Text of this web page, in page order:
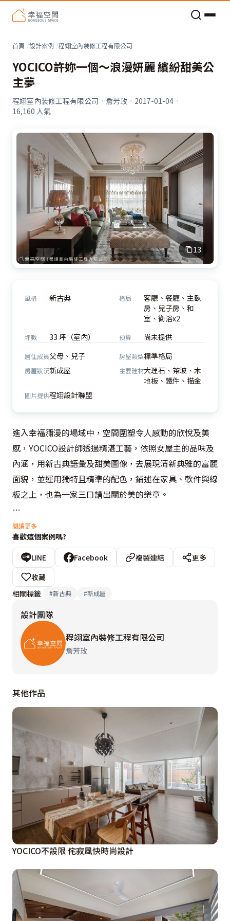
首頁 設計案例 程翊室內裝修工程有限公司
YOCICO許妳一個〜浪漫妍麗 繽紛甜美公
主夢
程翊室內裝修工程有限公司 · 詹芳玫 · 2017-01-04 ·
16,160 人氣
13
風格 新古典 格局
客廳、餐廳、主臥
房、兒子房、和
室、衛浴x2
坪數 33 坪（室內） 預算 尚未提供
居住成員父母、兒子 房屋類型標準格局
房屋狀況新成屋 主要建材大理石、茶玻、木
地板、鐵件、描金
圖片提供程翊設計聯盟
進入幸福瀰漫的場域中，空間圍塑令人感動的欣悅及美
感，YOCICO設計師透過精湛工藝，依照女屋主的品味及
內涵，用新古典語彙及甜美圖像，去展現清新典雅的富麗
面貌，並運用獨特且精準的配色，鋪述在家具、軟件與線
板之上，也為一家三口譜出關於美的樂章。
除了風格氛圍的營造外，豐富的「收納空間」及「施作品
質」，更是本案的設計重點，程翊設計團隊分區規劃櫃
體、床下收納、和室收納等，滿足所有生活的置物量。此
外，近乎苛求的極致工藝，絲毫不差的精工品質，更讓屋
主全家都非常滿意，展現YOCICO團隊的細膩與用心。
閱讀更多
喜歡這個案例嗎?
LINE Facebook 複製連結
更多
收藏
相關標籤
#新古典 #新成屋
設計團隊
程翊室內裝修工程有限公司
詹芳玫
其他作品
YOCICO不設限 侘寂風快時尚設計